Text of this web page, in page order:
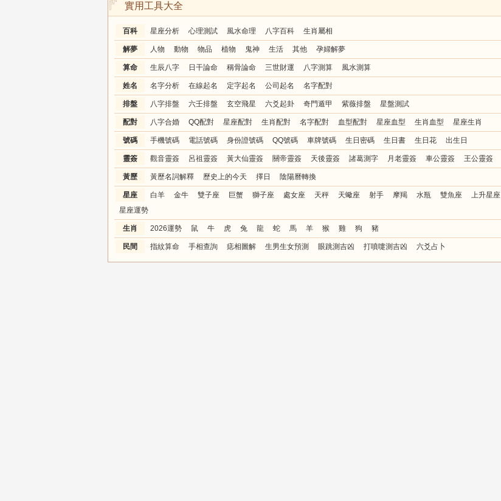
實用工具大全
百科 星座分析 心理測試 風水命理 八字百科 生肖屬相
解夢 人物 動物 物品 植物 鬼神 生活 其他 孕婦解夢
算命 生辰八字 日干論命 稱骨論命 三世財運 八字測算 風水測算
姓名 名字分析 在線起名 定字起名 公司起名 名字配對
排盤 八字排盤 六壬排盤 玄空飛星 六爻起卦 奇門遁甲 紫薇排盤 星盤測試
配對 八字合婚 QQ配對 星座配對 生肖配對 名字配對 血型配對 星座血型 生肖血型 星座生肖
號碼 手機號碼 電話號碼 身份證號碼 QQ號碼 車牌號碼 生日密碼 生日書 生日花 出生日
靈簽 觀音靈簽 呂祖靈簽 黃大仙靈簽 關帝靈簽 天後靈簽 諸葛測字 月老靈簽 車公靈簽 王公靈簽
黃歷 黃歷名詞解釋 歷史上的今天 擇日 陰陽曆轉換
星座 白羊 金牛 雙子座 巨蟹 獅子座 處女座 天秤 天蠍座 射手 摩羯 水瓶 雙魚座 上升星座
星座運勢
生肖 2026運勢 鼠 牛 虎 兔 龍 蛇 馬 羊 猴 雞 狗 豬
民間 指紋算命 手相查詢 痣相圖解 生男生女預測 眼跳測吉凶 打噴嚏測吉凶 六爻占卜